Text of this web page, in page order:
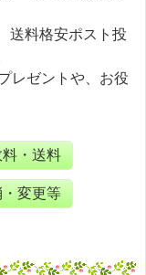
送料格安ポスト投
レゼントや、お役
・送料
変更等